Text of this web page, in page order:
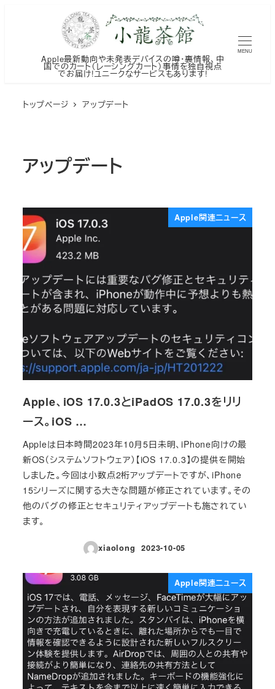
Apple最新動向や未発表デバイスの噂・裏情報、中
国でのカート（レーシングカート）事情を独自視点
でお届け!ユニークなサービスもあります!
MENU
トップページ アップデート
アップデート
Apple関連ニュース
Apple、iOS 17.0.3とiPadOS 17.0.3をリリ
ース。iOS …
Appleは日本時間2023年10月5日未明、iPhone向けの最
新OS（システムソフトウェア）【iOS 17.0.3】の提供を開始
しました。今回は小数点2桁アップデートですが、iPhone
15シリーズに関する大きな問題が修正されています。その
他のバグの修正とセキュリティアップデートも施されてい
ます。
xiaolong
投稿日
2023-10-05
Apple関連ニュース